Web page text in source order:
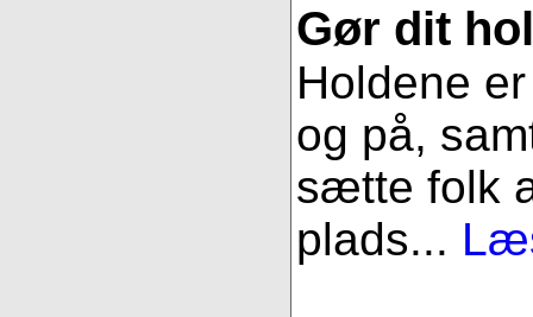
Gør dit
Holdene
og på,
sætte folk
plads...